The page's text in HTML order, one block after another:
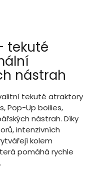
tekuté
nástrah
tekuté atraktory
Pop-Up boilies,
nástrah. Díky
intenzivních
kolem
pomáhá rychle